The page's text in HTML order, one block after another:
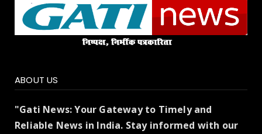
ABOUT US
"Gati News: Your Gateway to Timely and
Reliable News in India. Stay informed with our